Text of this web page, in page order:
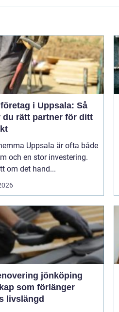
i Uppsala: Så
du rätt partner för ditt
Uppsala är ofta både
och en stor investering.
om det hand...
jönköping
som förlänger
livslängd